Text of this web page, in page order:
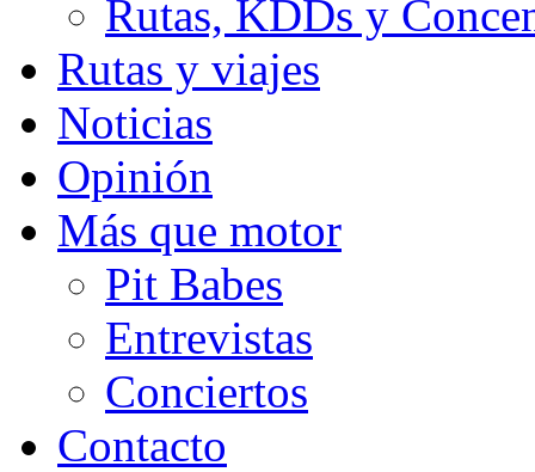
Rutas, KDDs y
Rutas y viajes
Noticias
Opinión
Más que motor
Pit Babes
Entrevistas
Conciertos
Contacto